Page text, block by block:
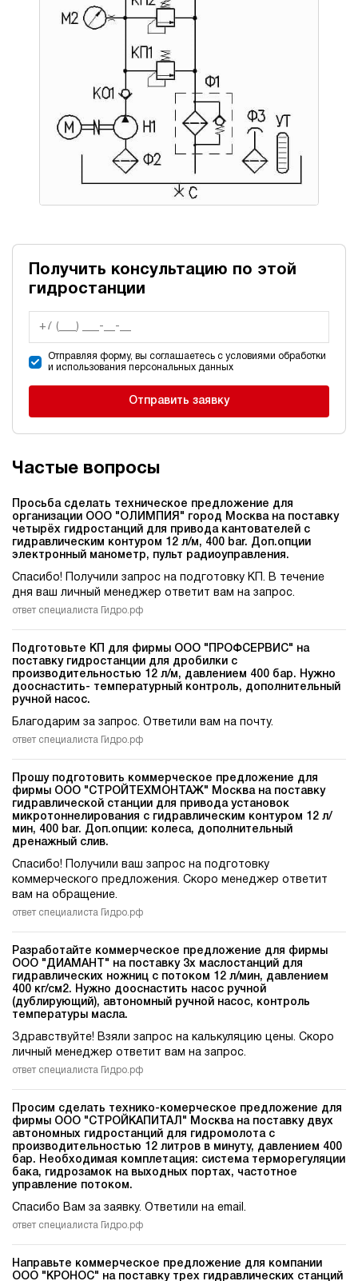
Получить консультацию по этой
гидростанции
Отправляя форму, вы соглашаетесь с условиями обработки
и использования персональных данных
Отправить заявку
Частые вопросы
Просьба сделать техническое предложение для
организации ООО "ОЛИМПИЯ" город Москва на поставку
четырёх гидростанций для привода кантователей c
гидравлическим контуром 12 л/м, 400 bar. Доп.опции
электронный манометр, пульт радиоуправления.
Спасибо! Получили запрос на подготовку КП. В течение
дня ваш личный менеджер ответит вам на запрос.
ответ специалиста Гидро.рф
Подготовьте КП для фирмы ООО "ПРОФСЕРВИС" на
поставку гидростанции для дробилки c
производительностью 12 л/м, давлением 400 бар. Нужно
дооснастить- температурный контроль, дополнительный
ручной насос.
Благодарим за запрос. Ответили вам на почту.
ответ специалиста Гидро.рф
Прошу подготовить коммерческое предложение для
фирмы ООО "СТРОЙТЕХМОНТАЖ" Москва на поставку
гидравлической станции для привода установок
микротоннелирования c гидравлическим контуром 12 л/
мин, 400 bar. Доп.опции: колеса, дополнительный
дренажный слив.
Спасибо! Получили ваш запрос на подготовку
коммерческого предложения. Скоро менеджер ответит
вам на обращение.
ответ специалиста Гидро.рф
Разработайте коммерческое предложение для фирмы
ООО "ДИАМАНТ" на поставку 3х маслостанций для
гидравлических ножниц c потоком 12 л/мин, давлением
400 кг/см2. Нужно дооснастить насос ручной
(дублирующий), автономный ручной насос, контроль
температуры масла.
Здравствуйте! Взяли запрос на калькуляцию цены. Скоро
личный менеджер ответит вам на запрос.
ответ специалиста Гидро.рф
Просим сделать технико-комерческое предложение для
фирмы ООО "СТРОЙКАПИТАЛ" Москва на поставку двух
автономных гидростанций для гидромолота c
производительностью 12 литров в минуту, давлением 400
бар. Необходимая комплетация: система терморегуляции
бака, гидрозамок на выходных портах, частотное
управление потоком.
Спасибо Вам за заявку. Ответили на email.
ответ специалиста Гидро.рф
Направьте коммерческое предложение для компании
ООО "КРОНОС" на поставку трех гидравлических станций